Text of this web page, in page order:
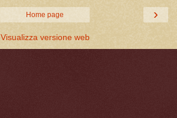
›
Home page
Visualizza versione web